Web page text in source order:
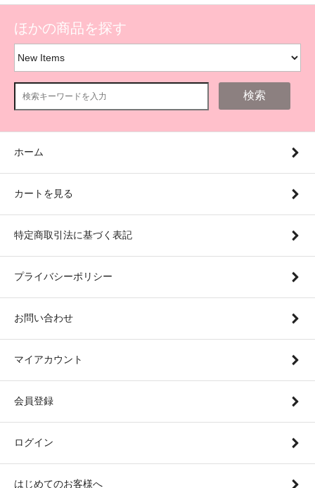
ほかの商品を探す
検索
ホーム
カートを見る
特定商取引法に基づく表記
プライバシーポリシー
お問い合わせ
マイアカウント
会員登録
ログイン
はじめてのお客様へ